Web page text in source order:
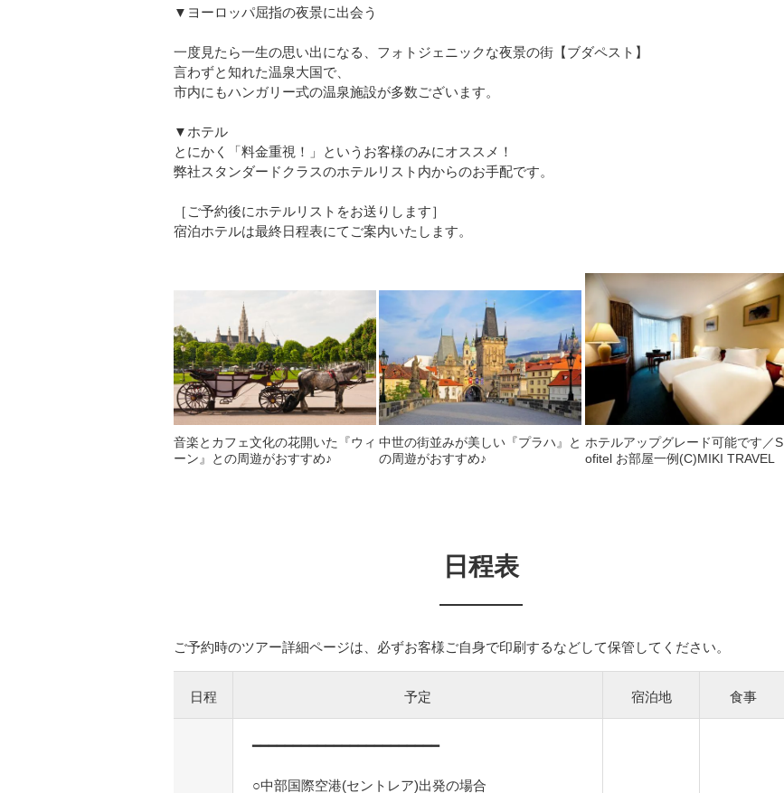
▼ヨーロッパ屈指の夜景に出会う
一度見たら一生の思い出になる、フォトジェニックな夜景の街【ブダペスト】
言わずと知れた温泉大国で、
市内にもハンガリー式の温泉施設が多数ございます。
▼ホテル
とにかく「料金重視！」というお客様のみにオススメ！
弊社スタンダードクラスのホテルリスト内からのお手配です。
［ご予約後にホテルリストをお送りします］
宿泊ホテルは最終日程表にてご案内いたします。
音楽とカフェ文化の花開いた『ウィ
ーン』との周遊がおすすめ♪
中世の街並みが美しい『プラハ』と
の周遊がおすすめ♪
ホテルアップグレード可能です／S
ofitel お部屋一例(C)MIKI TRAVEL
日程表
ご予約時のツアー詳細ページは、必ずお客様ご自身で印刷するなどして保管してください。
日程 予定 宿泊地 食事
━━━━━━━━━━━━━━━━━━━━━━━
○中部国際空港(セントレア)出発の場合